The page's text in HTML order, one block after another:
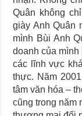
Quân không
giày Anh Quân
mình Bùi Anh
doanh của
các lĩnh vực
thực. Năm
tâm văn hóa –
cũng trong năm